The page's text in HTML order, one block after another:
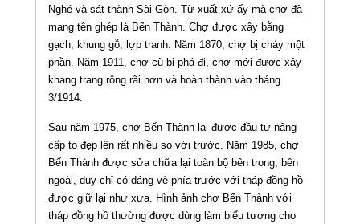
Nghé và sát thành Sài Gòn. Từ xuất xứ ấy mà chợ đã
mang tên ghép là Bến Thành. Chợ được xây bằng
gạch, khung gỗ, lợp tranh. Năm 1870, chợ bị cháy một
phần. Năm 1911, chợ cũ bị phá đi, chợ mới được xây
khang trang rộng rãi hơn và hoàn thành vào tháng
3/1914.
Sau năm 1975, chợ Bến Thành lại được đầu tư nâng
cấp to đẹp lên rất nhiều so với trước. Năm 1985, chợ
Bến Thành được sửa chữa lại toàn bộ bên trong, bên
ngoài, duy chỉ có dáng vẻ phía trước với tháp đồng hồ
được giữ lại như xưa. Hình ảnh chợ Bến Thành với
tháp đồng hồ thường được dùng làm biểu tượng cho